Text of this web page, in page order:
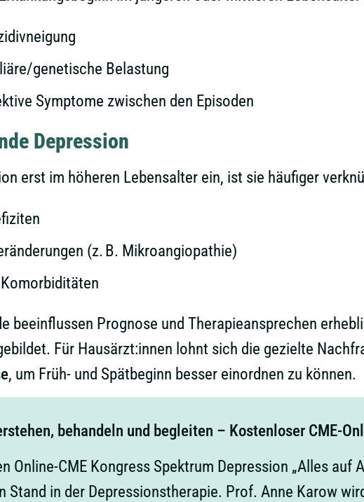
genetische Belastung
Symptome zwischen den Episoden
Depression
erst im höheren Lebensalter ein, ist sie häufiger
(z. B. Mikroangiopathie)
beeinflussen Prognose und Therapieansprechen
Für Hausärzt:innen lohnt sich die gezielte
, um Früh- und Spätbeginn besser einordnen zu können.
behandeln und begleiten – Kostenloser CME-
Online-CME Kongress Spektrum Depression „Alles auf
Stand in der Depressionstherapie. Prof. Anne Karow